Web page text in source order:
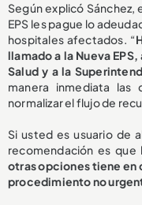
Según explicó
EPS les pague lo
hospitales afectados. “
llamado a la Nueva
Salud y a la
manera inmediata las
normalizar el flujo de
Si usted es usuario de
recomendación es
otras opciones tiene en
procedimiento no